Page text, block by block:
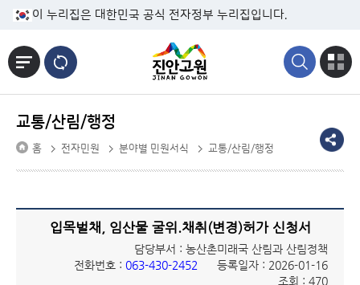
본문바로가기
이 누리집은 대한민국 공식 전자정부 누리집입니다.
교통/산림/행정
홈 전자민원 분야별 민원서식 교통/산림/행정
입목벌채, 임산물 굴위.채취(변경)허가 신청서
담당부서 : 농산촌미래국 산림과 산림정책
전화번호 : 063-430-2452
등록일자 : 2026-01-16
조회 : 470